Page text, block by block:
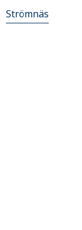
Strömnäs